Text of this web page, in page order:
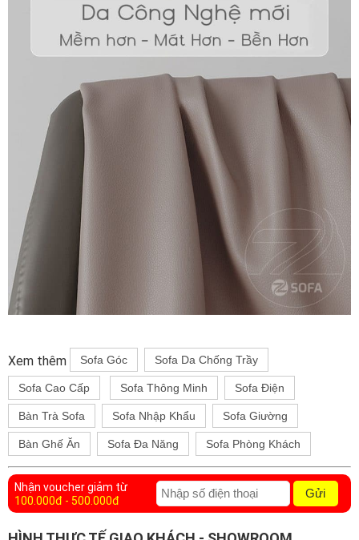
Xem thêm Sofa Góc Sofa Da Chống Trầy
Sofa Cao Cấp Sofa Thông Minh Sofa Điện
Bàn Trà Sofa Sofa Nhập Khẩu Sofa Giường
Bàn Ghế Ăn Sofa Đa Năng Sofa Phòng Khách
Nhận voucher giảm từ
100.000đ - 500.000đ
Gửi